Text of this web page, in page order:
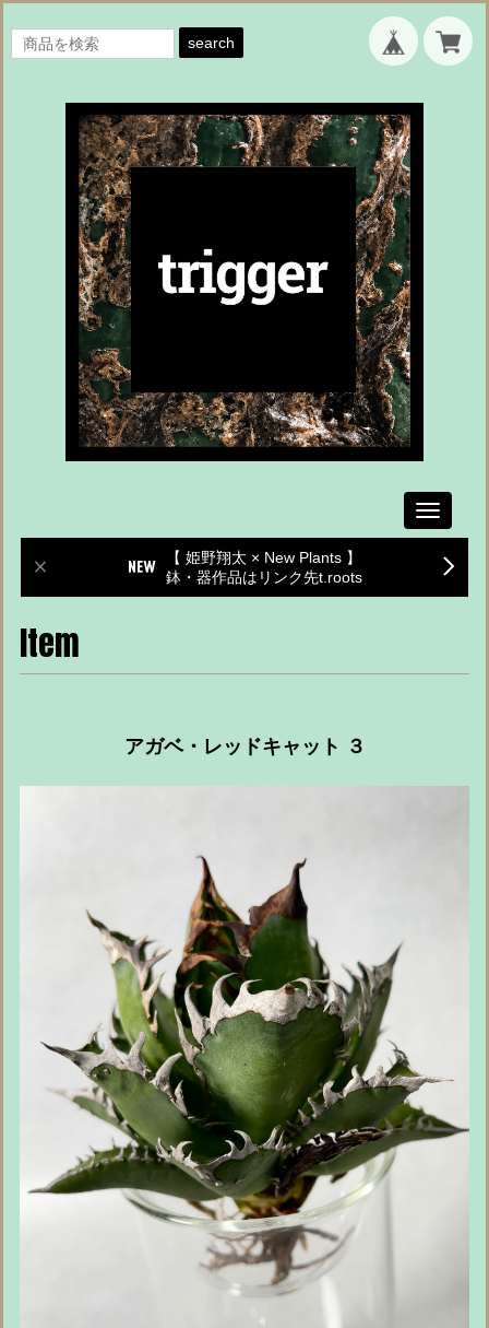
search
Toggle
【 姫野翔太 × New Plants 】
鉢・器作品はリンク先t.roots
Item
アガベ・レッドキャット ３